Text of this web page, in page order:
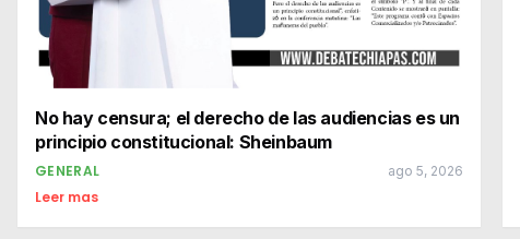
No hay censura; el derecho de las audiencias es un
principio constitucional: Sheinbaum
GENERAL ago 5, 2026
Leer mas